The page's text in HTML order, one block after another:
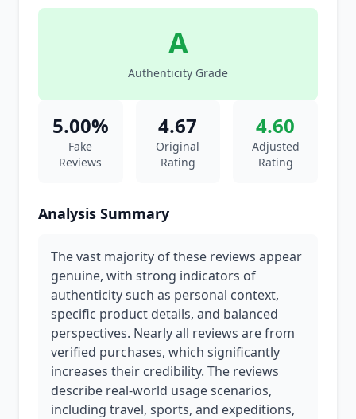
A
Authenticity Grade
5.00%
Fake
Reviews
4.67
Original
Rating
4.60
Adjusted
Rating
Analysis Summary
The vast majority of these reviews appear
genuine, with strong indicators of
authenticity such as personal context,
specific product details, and balanced
perspectives. Nearly all reviews are from
verified purchases, which significantly
increases their credibility. The reviews
describe real-world usage scenarios,
including travel, sports, and expeditions,